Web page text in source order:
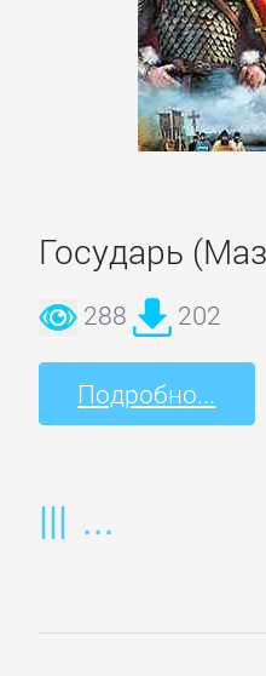
Государь
288 202
Подробно...
животные
Развлечения
Сад
и
Огород
Сам